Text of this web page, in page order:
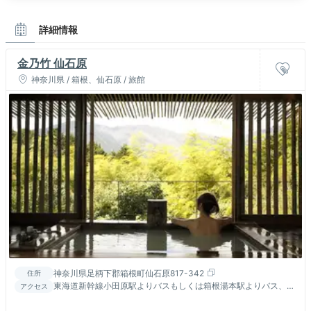
詳細情報
金乃竹 仙石原
神奈川県 / 箱根、仙石原 / 旅館
住所 神奈川県足柄下郡箱根町仙石原817-342
アクセス
東海道新幹線小田原駅よりバスもしくは箱根湯本駅よりバス、バ